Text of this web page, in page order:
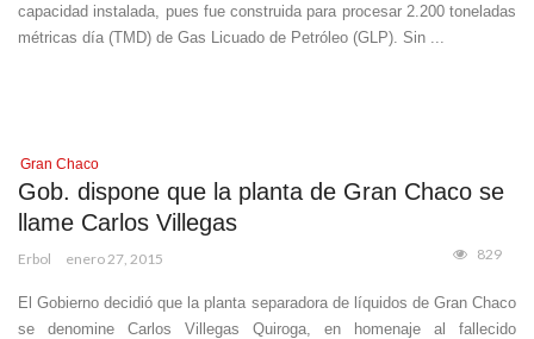
capacidad instalada, pues fue construida para procesar 2.200 toneladas
métricas día (TMD) de Gas Licuado de Petróleo (GLP). Sin ...
Gran Chaco
Gob. dispone que la planta de Gran Chaco se
llame Carlos Villegas
Erbol enero 27, 2015 829
El Gobierno decidió que la planta separadora de líquidos de Gran Chaco
se denomine Carlos Villegas Quiroga, en homenaje al fallecido